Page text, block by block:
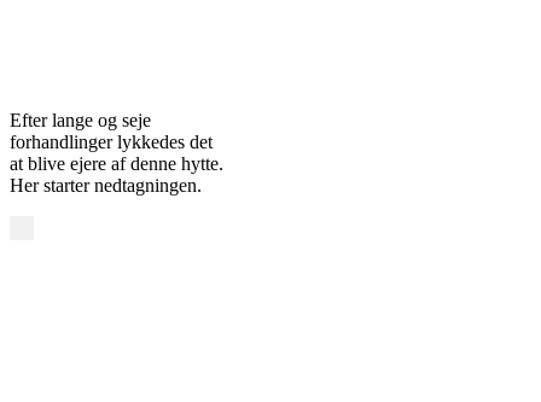
Efter lange og seje
forhandlinger lykkedes det
at blive ejere af denne hytte.
Her starter nedtagningen.